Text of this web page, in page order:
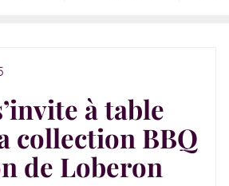
à table
collection BBQ
de Loberon